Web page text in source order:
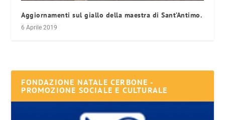
Aggiornamenti sul giallo della maestra di Sant’Antimo.
6 Aprile 2019
FONDAZIONE NATALE CERBONE -
PROMOZIONE SOCIALE E CULTURALE